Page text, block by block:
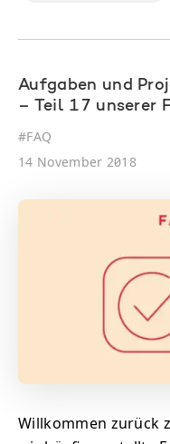
Aufgaben und
– Teil 17 unserer
#FAQ
14 November 2018
Willkommen zurück